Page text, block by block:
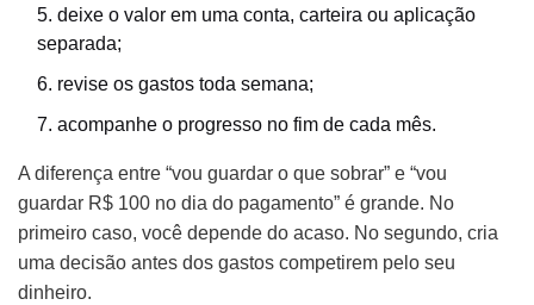
deixe o valor em uma conta, carteira ou aplicação
separada;
revise os gastos toda semana;
acompanhe o progresso no fim de cada mês.
A diferença entre “vou guardar o que sobrar” e “vou
guardar R$ 100 no dia do pagamento” é grande. No
primeiro caso, você depende do acaso. No segundo, cria
uma decisão antes dos gastos competirem pelo seu
dinheiro.